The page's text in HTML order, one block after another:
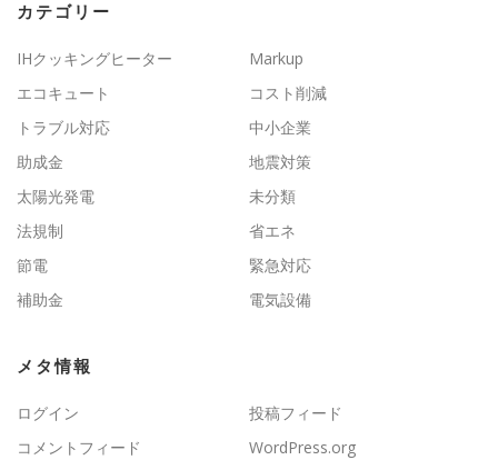
カテゴリー
IHクッキングヒーター
Markup
エコキュート
コスト削減
トラブル対応
中小企業
助成金
地震対策
太陽光発電
未分類
法規制
省エネ
節電
緊急対応
補助金
電気設備
メタ情報
ログイン
投稿フィード
コメントフィード
WordPress.org